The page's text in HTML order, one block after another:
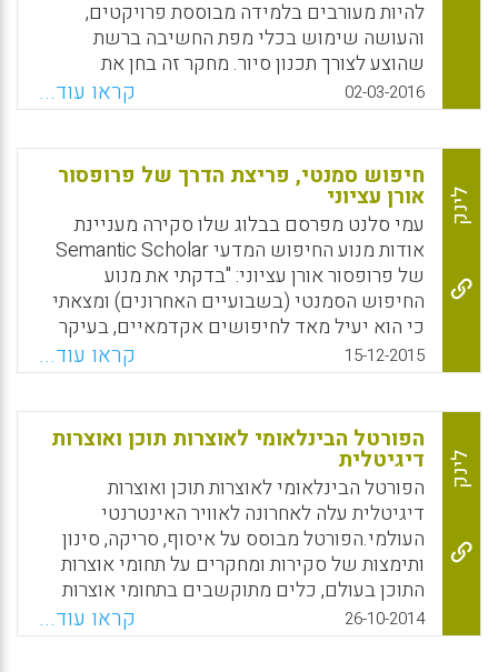
להיות מעורבים בלמידה מבוססת פרויקטים,
והעושה שימוש בכלי מפת החשיבה ברשת
שהוצע לצורך תכנון סיור. מחקר זה בחן את
ההבדלים בביצועי הלמידה ובביצוע פרויקטים בין
משתתפים המשתמשים בכלי מפת החשיבה
ברשת (קבוצת הניסוי) לבין מנועי חיפוש רגילים
באינטרנט (קבוצת הביקורת). התוצאות מראות
שהביצוע של קבוצת הניסוי היה טוב יותר באופן
ניכר מזה של קבוצת הביקורת הן במונחים של
ביצועי למידה הן במונחים של ביצוע פרויקטים
(Hou, Huei-Tse; Yu, Tsai-Fang; Wu, Yi-Xuan;
Sung, Yao-Ting; Chang, Kuo-En, 2016).
WhatsApp
Facebook
Email
X
02-03-2016 קראו עוד...
לינק
חיפוש סמנטי, פריצת הדרך של פרופסור
אורן עציוני
עמי סלנט מפרסם בבלוג שלו סקירה מעניינת
אודות מנוע החיפוש המדעי Semantic Scholar
של פרופסור אורן עציוני: "בדקתי את מנוע
החיפוש הסמנטי (בשבועיים האחרונים) ומצאתי
כי הוא יעיל מאד לחיפושים אקדמאיים, בעיקר
לראיית הרשת הסמנטית של משפטי מפתח [Key
Phrases] הקשורה מעבר לניתוח הטקסטואלי.
כלומר, זהו לא חיפוש נקודתי המציג תשובות
מדויקות של השאילתה שנשאלה כמו בגוגל.
במבט ראשון לא רואים קשר בין משפטי המפתח,
אך במבט נוסף ניתן לגלות קשרים של נושאי
החיפוש בדיסציפלינות מחקר שונות, ולכן מדענים
עשויים להפיק תועלת ממנוע החיפוש הסמנטי
יותר ממידענים הרגילים לחיפוש טקסטואלי או
חיפוש בוליאני. מנוע החיפוש הסמנטי עשוי
לסייע יותר באיתור כיווני מחקר או נתיבי מחקר
ופחות באספקת תשובות עובדתיות חד-משמעיות.
15-12-2015 קראו עוד...
לינק
הפורטל הבינלאומי לאוצרות תוכן ואוצרות
דיגיטלית
הפורטל הבינלאומי לאוצרות תוכן ואוצרות
דיגיטלית עלה לאחרונה לאוויר האינטרנטי
העולמי.הפורטל מבוסס על איסוף, סריקה, סינון
ותימצות של סקירות ומחקרים על תחומי אוצרות
התוכן בעולם, כלים מתוקשבים בתחומי אוצרות
התוכן, מיזמים, ותהליכי עבודה. הפורטל
הבינלאומי לאוצרות תוכן ואוצרות דיגיטלית הוא
26-10-2014 קראו עוד...